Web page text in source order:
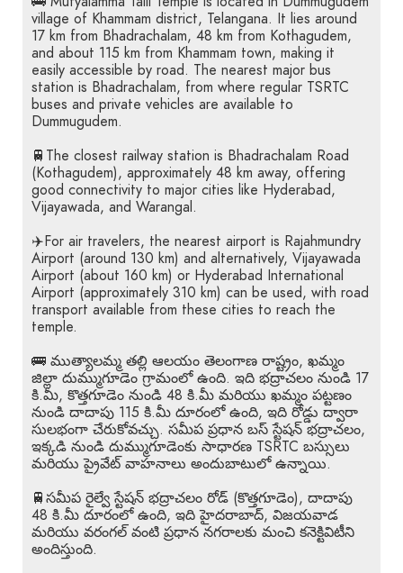
village of Khammam district, Telangana. It lies around
17 km from Bhadrachalam, 48 km from Kothagudem,
and about 115 km from Khammam town, making it
easily accessible by road. The nearest major bus
station is Bhadrachalam, from where regular TSRTC
buses and private vehicles are available to
Dummugudem.
🚆The closest railway station is Bhadrachalam Road
(Kothagudem), approximately 48 km away, offering
good connectivity to major cities like Hyderabad,
Vijayawada, and Warangal.
✈️For air travelers, the nearest airport is Rajahmundry
Airport (around 130 km) and alternatively, Vijayawada
Airport (about 160 km) or Hyderabad International
Airport (approximately 310 km) can be used, with road
transport available from these cities to reach the
temple.
🚌 ముత్యాలమ్మ తల్లి ఆలయం తెలంగాణ రాష్ట్రం, ఖమ్మం
జిల్లా దుమ్ముగూడెం గ్రామంలో ఉంది. ఇది భద్రాచలం నుండి 17
కి.మీ, కొత్తగూడెం నుండి 48 కి.మీ మరియు ఖమ్మం పట్టణం
నుండి దాదాపు 115 కి.మీ దూరంలో ఉంది, ఇది రోడ్డు ద్వారా
సులభంగా చేరుకోవచ్చు. సమీప ప్రధాన బస్ స్టేషన్ భద్రాచలం,
ఇక్కడి నుండి దుమ్ముగూడెంకు సాధారణ TSRTC బస్సులు
మరియు ప్రైవేట్ వాహనాలు అందుబాటులో ఉన్నాయి.
🚆సమీప రైల్వే స్టేషన్ భద్రాచలం రోడ్ (కొత్తగూడెం), దాదాపు
48 కి.మీ దూరంలో ఉంది, ఇది హైదరాబాద్, విజయవాడ
మరియు వరంగల్ వంటి ప్రధాన నగరాలకు మంచి కనెక్టివిటీని
అందిస్తుంది.